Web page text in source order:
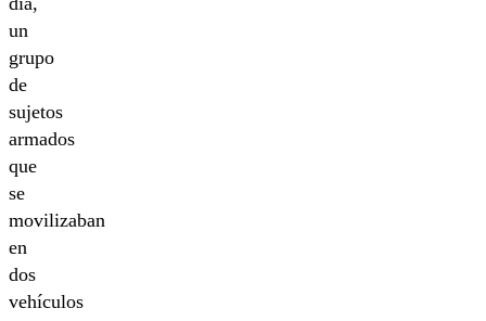
un
grupo
de
sujetos
armados
que
se
movilizaban
en
dos
vehículos